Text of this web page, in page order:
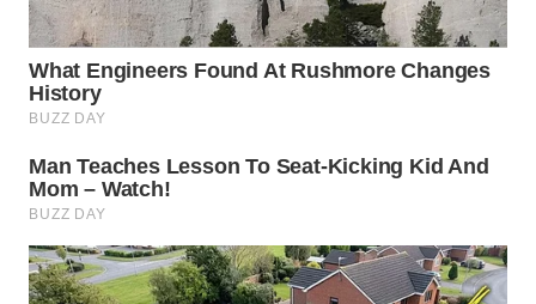
GORONTALO
WN
SULUT
WN
MALUKU
WN
MALUT